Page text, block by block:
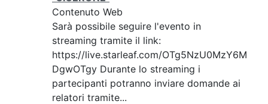
Contenuto Web
Sarà possibile seguire l'evento in
streaming tramite il link:
https://live.starleaf.com/OTg5NzU0MzY6M
DgwOTgy Durante lo streaming i
partecipanti potranno inviare domande ai
relatori tramite...